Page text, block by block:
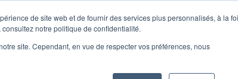
de site web et de fournir des services plus personnalisés, à la
notre politique de confidentialité.
site. Cependant, en vue de respecter vos préférences, nous
Se connecter Je